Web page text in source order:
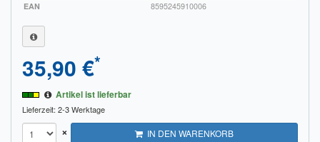
EAN
8595245910006
35,90 €*
Artikel ist lieferbar
Lieferzeit: 2-3 Werktage
× IN DEN WARENKORB